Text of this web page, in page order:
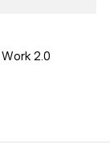
2.0